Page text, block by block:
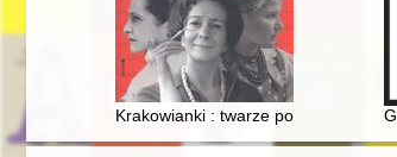
Krakowianki : twarze polskiej herstorii